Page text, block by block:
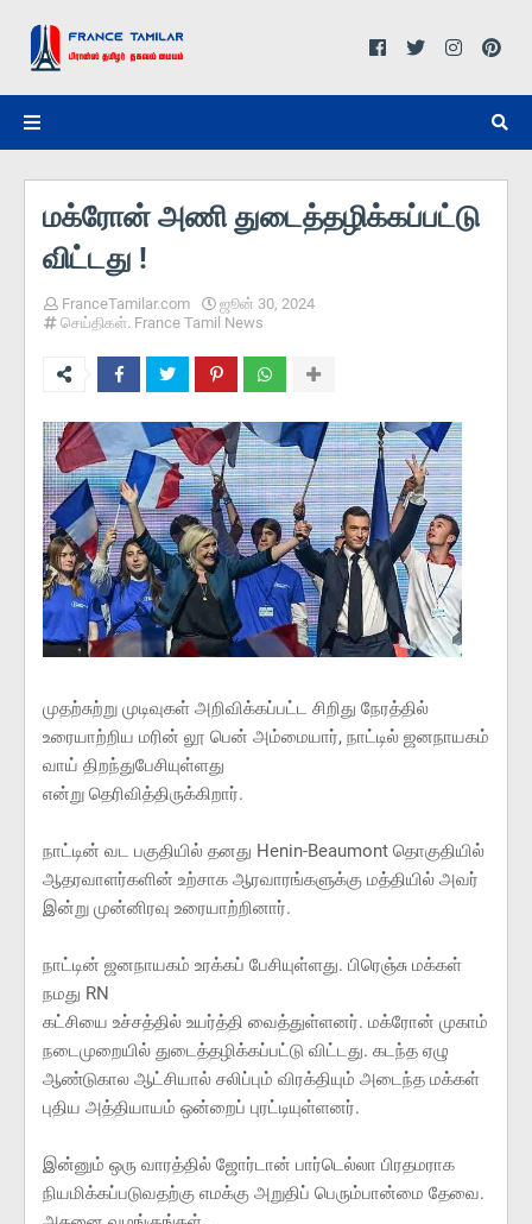
மக்ரோன் அணி துடைத்தழிக்கப்பட்டு
விட்டது !
FranceTamilar.com
ஜூன் 30, 2024
செய்திகள். France Tamil News
முதற்சுற்று முடிவுகள் அறிவிக்கப்பட்ட சிறிது நேரத்தில்
உரையாற்றிய மரின் லூ பென் அம்மையார், நாட்டில் ஜனநாயகம்
வாய் திறந்துபேசியுள்ளது
என்று தெரிவித்திருக்கிறார்.
நாட்டின் வட பகுதியில் தனது Henin-Beaumont தொகுதியில்
ஆதரவாளர்களின் உற்சாக ஆரவாரங்களுக்கு மத்தியில் அவர்
இன்று முன்னிரவு உரையாற்றினார்.
நாட்டின் ஜனநாயகம் உரக்கப் பேசியுள்ளது. பிரெஞ்சு மக்கள்
நமது RN
கட்சியை உச்சத்தில் உயர்த்தி வைத்துள்ளனர். மக்ரோன் முகாம்
நடைமுறையில் துடைத்தழிக்கப்பட்டு விட்டது. கடந்த ஏழு
ஆண்டுகால ஆட்சியால் சலிப்பும் விரக்தியும் அடைந்த மக்கள்
புதிய அத்தியாயம் ஒன்றைப் புரட்டியுள்ளனர்.
இன்னும் ஒரு வாரத்தில் ஜோர்டான் பார்டெல்லா பிரதமராக
நியமிக்கப்படுவதற்கு எமக்கு அறுதிப் பெரும்பான்மை தேவை.